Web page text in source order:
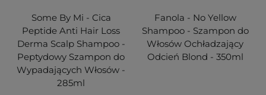
Some By Mi - Cica
Peptide Anti Hair Loss
Derma Scalp Shampoo -
Peptydowy Szampon do
Wypadających Włosów -
285ml
Fanola - No Yellow
Shampoo - Szampon do
Włosów Ochładzający
Odcień Blond - 350ml